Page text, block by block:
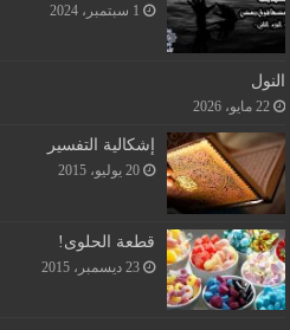
1 سبتمبر، 2024
النول
22 مايو، 2026
إشكالية التفسير
20 يوليو، 2015
قطعة الحلوى!
23 ديسمبر، 2015